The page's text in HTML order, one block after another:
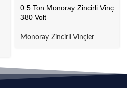
0.5 Ton Monoray Zincirli Vinç
380 Volt
Monoray Zincirli Vinçler